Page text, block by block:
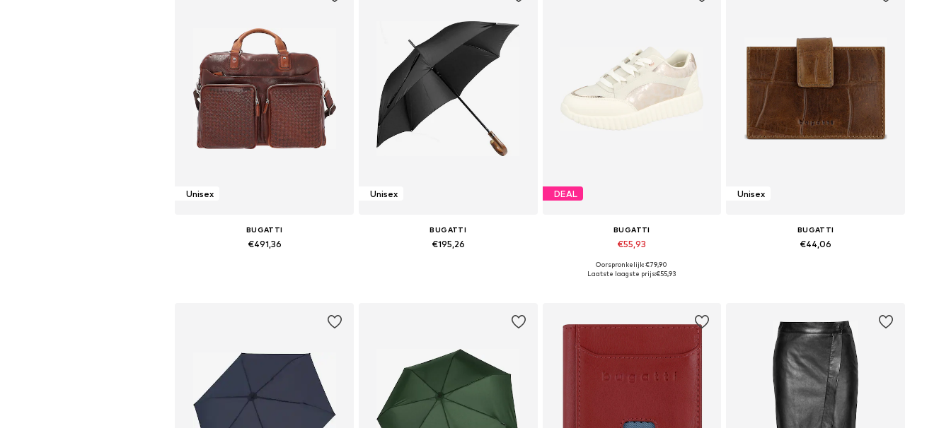
Unisex
BUGATTI
€491,36
Unisex
BUGATTI
€195,26
DEAL
BUGATTI
€55,93
Beschikbaar in vele maten
Oorspronkelijk: €79,90
Laatste laagste prijs:€55,93
Unisex
BUGATTI
€44,06